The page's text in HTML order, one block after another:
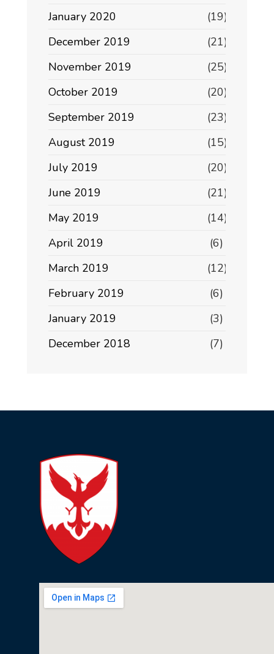
January 2020
(19)
December 2019
(21)
November 2019
(25)
October 2019
(20)
September 2019
(23)
August 2019
(15)
July 2019
(20)
June 2019
(21)
May 2019
(14)
April 2019
(6)
March 2019
(12)
February 2019
(6)
January 2019
(3)
December 2018
(7)